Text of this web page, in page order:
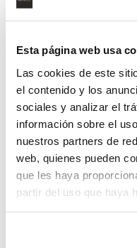
Esta página web usa
Las cookies de este
el contenido y los
sociales y analizar el
información sobre el
nuestros partners de
web, quienes pueden
que les haya
partir del uso que haya
¿Has olvidado tu